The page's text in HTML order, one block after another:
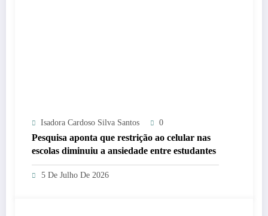
Isadora Cardoso Silva Santos 0
Pesquisa aponta que restrição ao celular nas
escolas diminuiu a ansiedade entre estudantes
5 De Julho De 2026